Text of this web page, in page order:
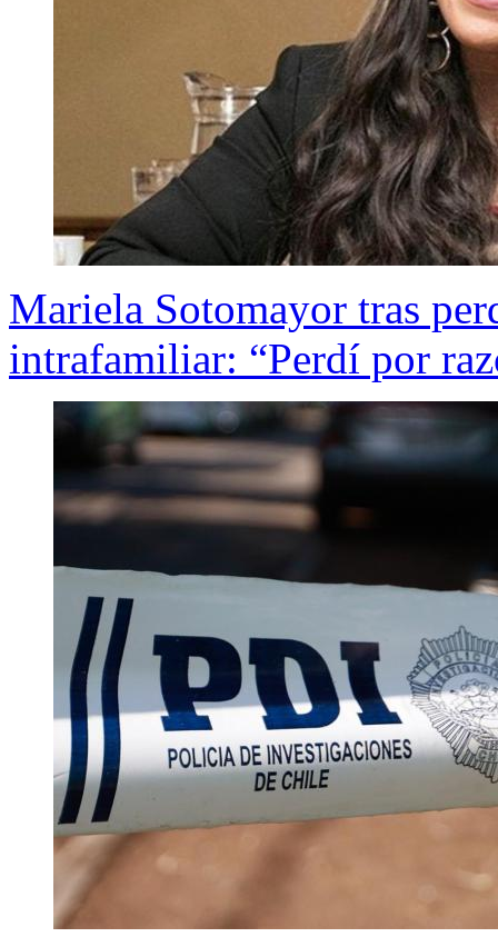
Mariela Sotomayor tras
intrafamiliar: “Perdí por